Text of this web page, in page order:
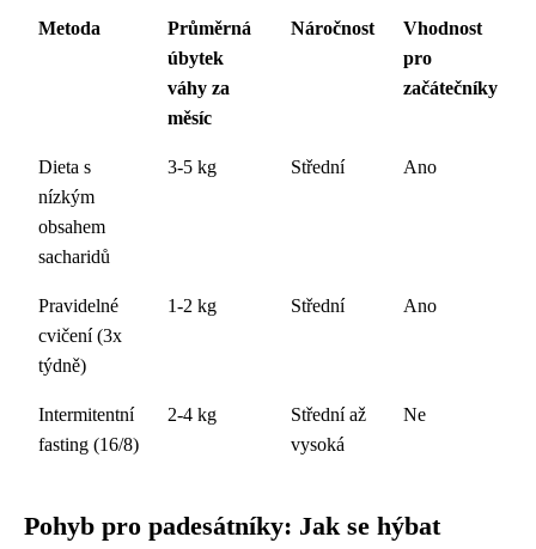
Metoda
Průměrná
úbytek
váhy za
měsíc
Náročnost
Vhodnost
pro
začátečníky
Dieta s
nízkým
obsahem
sacharidů
3-5 kg Střední Ano
Pravidelné
cvičení (3x
týdně)
1-2 kg Střední Ano
Intermitentní
fasting (16/8)
2-4 kg
Střední až
vysoká
Ne
Pohyb pro padesátníky: Jak se hýbat